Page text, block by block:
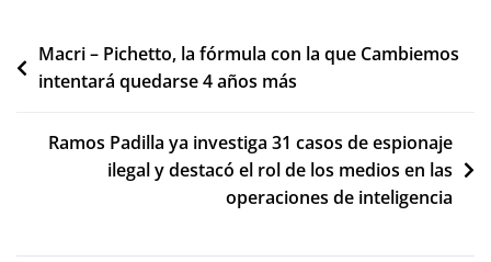
Navegación
de
Macri – Pichetto, la fórmula con la que Cambiemos
intentará quedarse 4 años más
Ramos Padilla ya investiga 31 casos de espionaje
ilegal y destacó el rol de los medios en las
operaciones de inteligencia